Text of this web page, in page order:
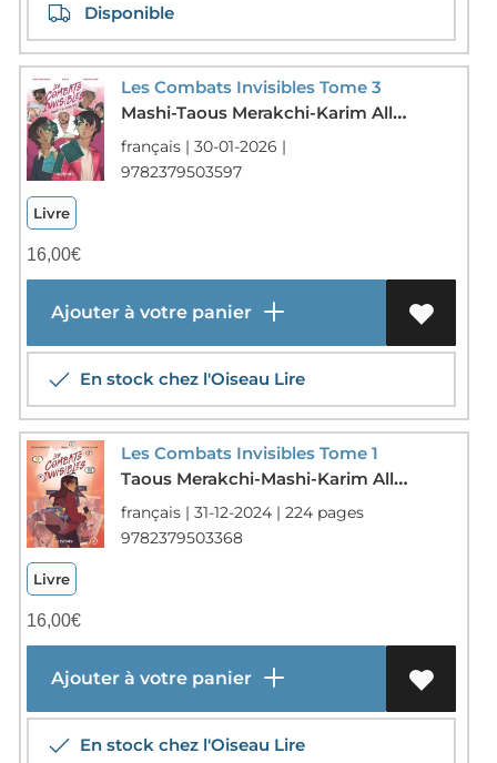
Disponible
Les Combats Invisibles Tome 3
Mashi-Taous Merakchi-Karim Alliane
français | 30-01-2026 |
9782379503597
Livre
16,00€
Ajouter à votre panier
En stock chez l'Oiseau Lire
Les Combats Invisibles Tome 1
Taous Merakchi-Mashi-Karim Alliane
français | 31-12-2024 | 224 pages
9782379503368
Livre
16,00€
Ajouter à votre panier
En stock chez l'Oiseau Lire